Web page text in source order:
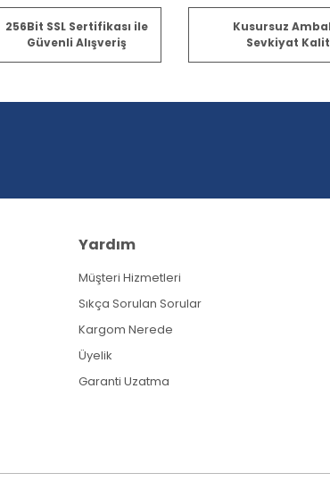
ürüne ilk yorumu siz yapın!
noktaları öneri formunu kullanarak tarafımıza
256Bit SSL Sertifikası ile
Güvenli Alışveriş
Kusursuz
Sevkiyat
Yardım
Müşteri Hizmetleri
Sıkça Sorulan Sorular
Kargom Nerede
Üyelik
Garanti Uzatma